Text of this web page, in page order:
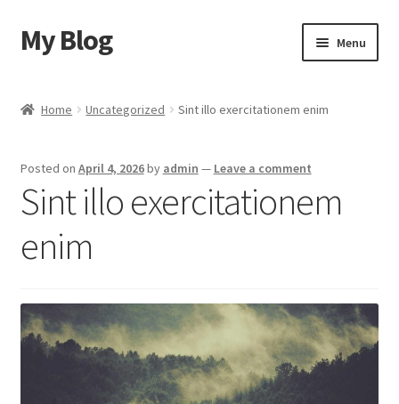
Skip
to
Skip
to
My Blog Menu
Checkout
Shop
Home Uncategorized Sint illo exercitationem enim
Posted on April 4, 2026by admin — Leave a comment
Sint illo exercitationem
enim